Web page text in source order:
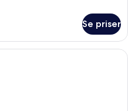
Se priser
Ett modernt vardagsrum med en